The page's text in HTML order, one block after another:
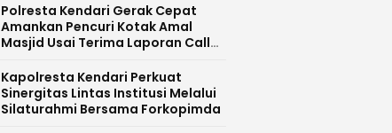
Polresta Kendari Gerak Cepat
Amankan Pencuri Kotak Amal
Masjid Usai Terima Laporan Call
Kapolresta Kendari Perkuat
Sinergitas Lintas Institusi Melalui
Silaturahmi Bersama Forkopimda